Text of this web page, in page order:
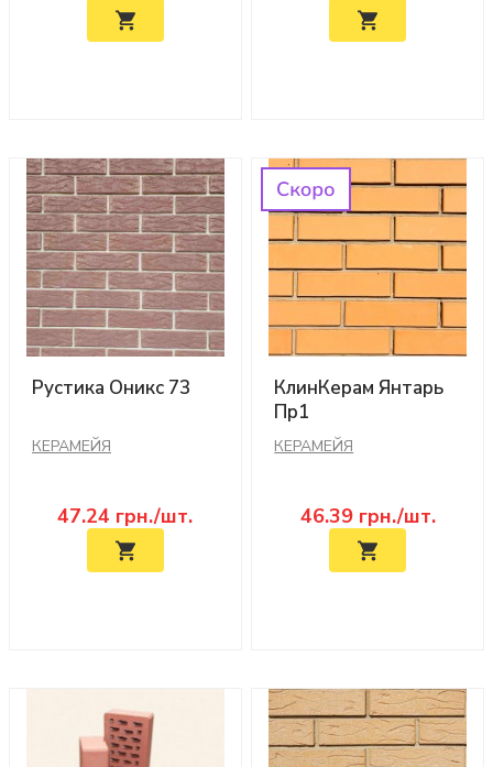
Рустика Оникс 73
КЕРАМЕЙЯ
47.24 грн./шт.
КлинКерам Янтарь
Пр1
КЕРАМЕЙЯ
46.39грн./шт.